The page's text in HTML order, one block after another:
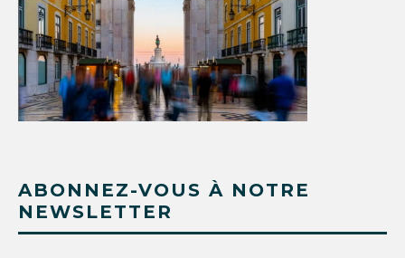
ABONNEZ-VOUS À NOTRE
NEWSLETTER